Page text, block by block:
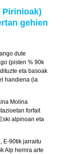
Pirinioak)
gehien
dute
(pisten % 90k
eta basoak
handiena (ia
Molina
forfait
alpinoan eta
E-90tik jarraitu
Alp herrira arte